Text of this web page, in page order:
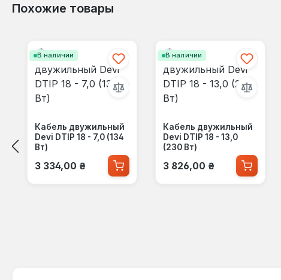
Похожие товары
В наличии
Кабель двужильный
Devi DTIP 18 - 7,0 (134
Вт)
Обычная цена:
3 334,00 ₴
В наличии
Кабель двужильный
Devi DTIP 18 - 13,0
(230 Вт)
Обычная цена:
3 826,00 ₴